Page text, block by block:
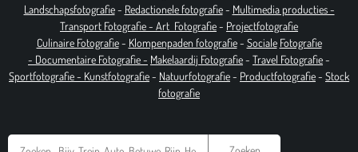
Landschapsfotografie- Redactionele fotografie- Multimedia producties -
Transport Fotografie - Art Fotografie- Projectfotografie
Culinaire Fotografie- Klompenpaden fotografie- Sociale Fotografie
- Documentaire Fotografie- Makelaardij Fotografie- Travel Fotografie-
Sportfotografie - Kunstfotografie- Natuurfotografie- Productfotografie- Stock
fotografie